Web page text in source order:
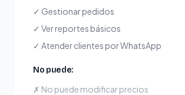
✓ Gestionar pedidos
✓ Ver reportes básicos
✓ Atender clientes por WhatsApp
No puede:
✗ No puede modificar precios